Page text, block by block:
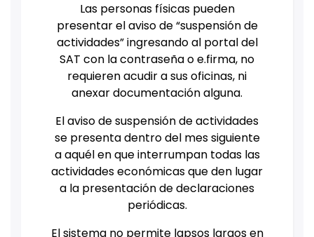
Las personas físicas pueden
presentar el aviso de “suspensión de
actividades” ingresando al portal del
SAT con la contraseña o e.firma, no
requieren acudir a sus oficinas, ni
anexar documentación alguna.
El aviso de suspensión de actividades
se presenta dentro del mes siguiente
a aquél en que interrumpan todas las
actividades económicas que den lugar
a la presentación de declaraciones
periódicas.
El sistema no permite lapsos largos en